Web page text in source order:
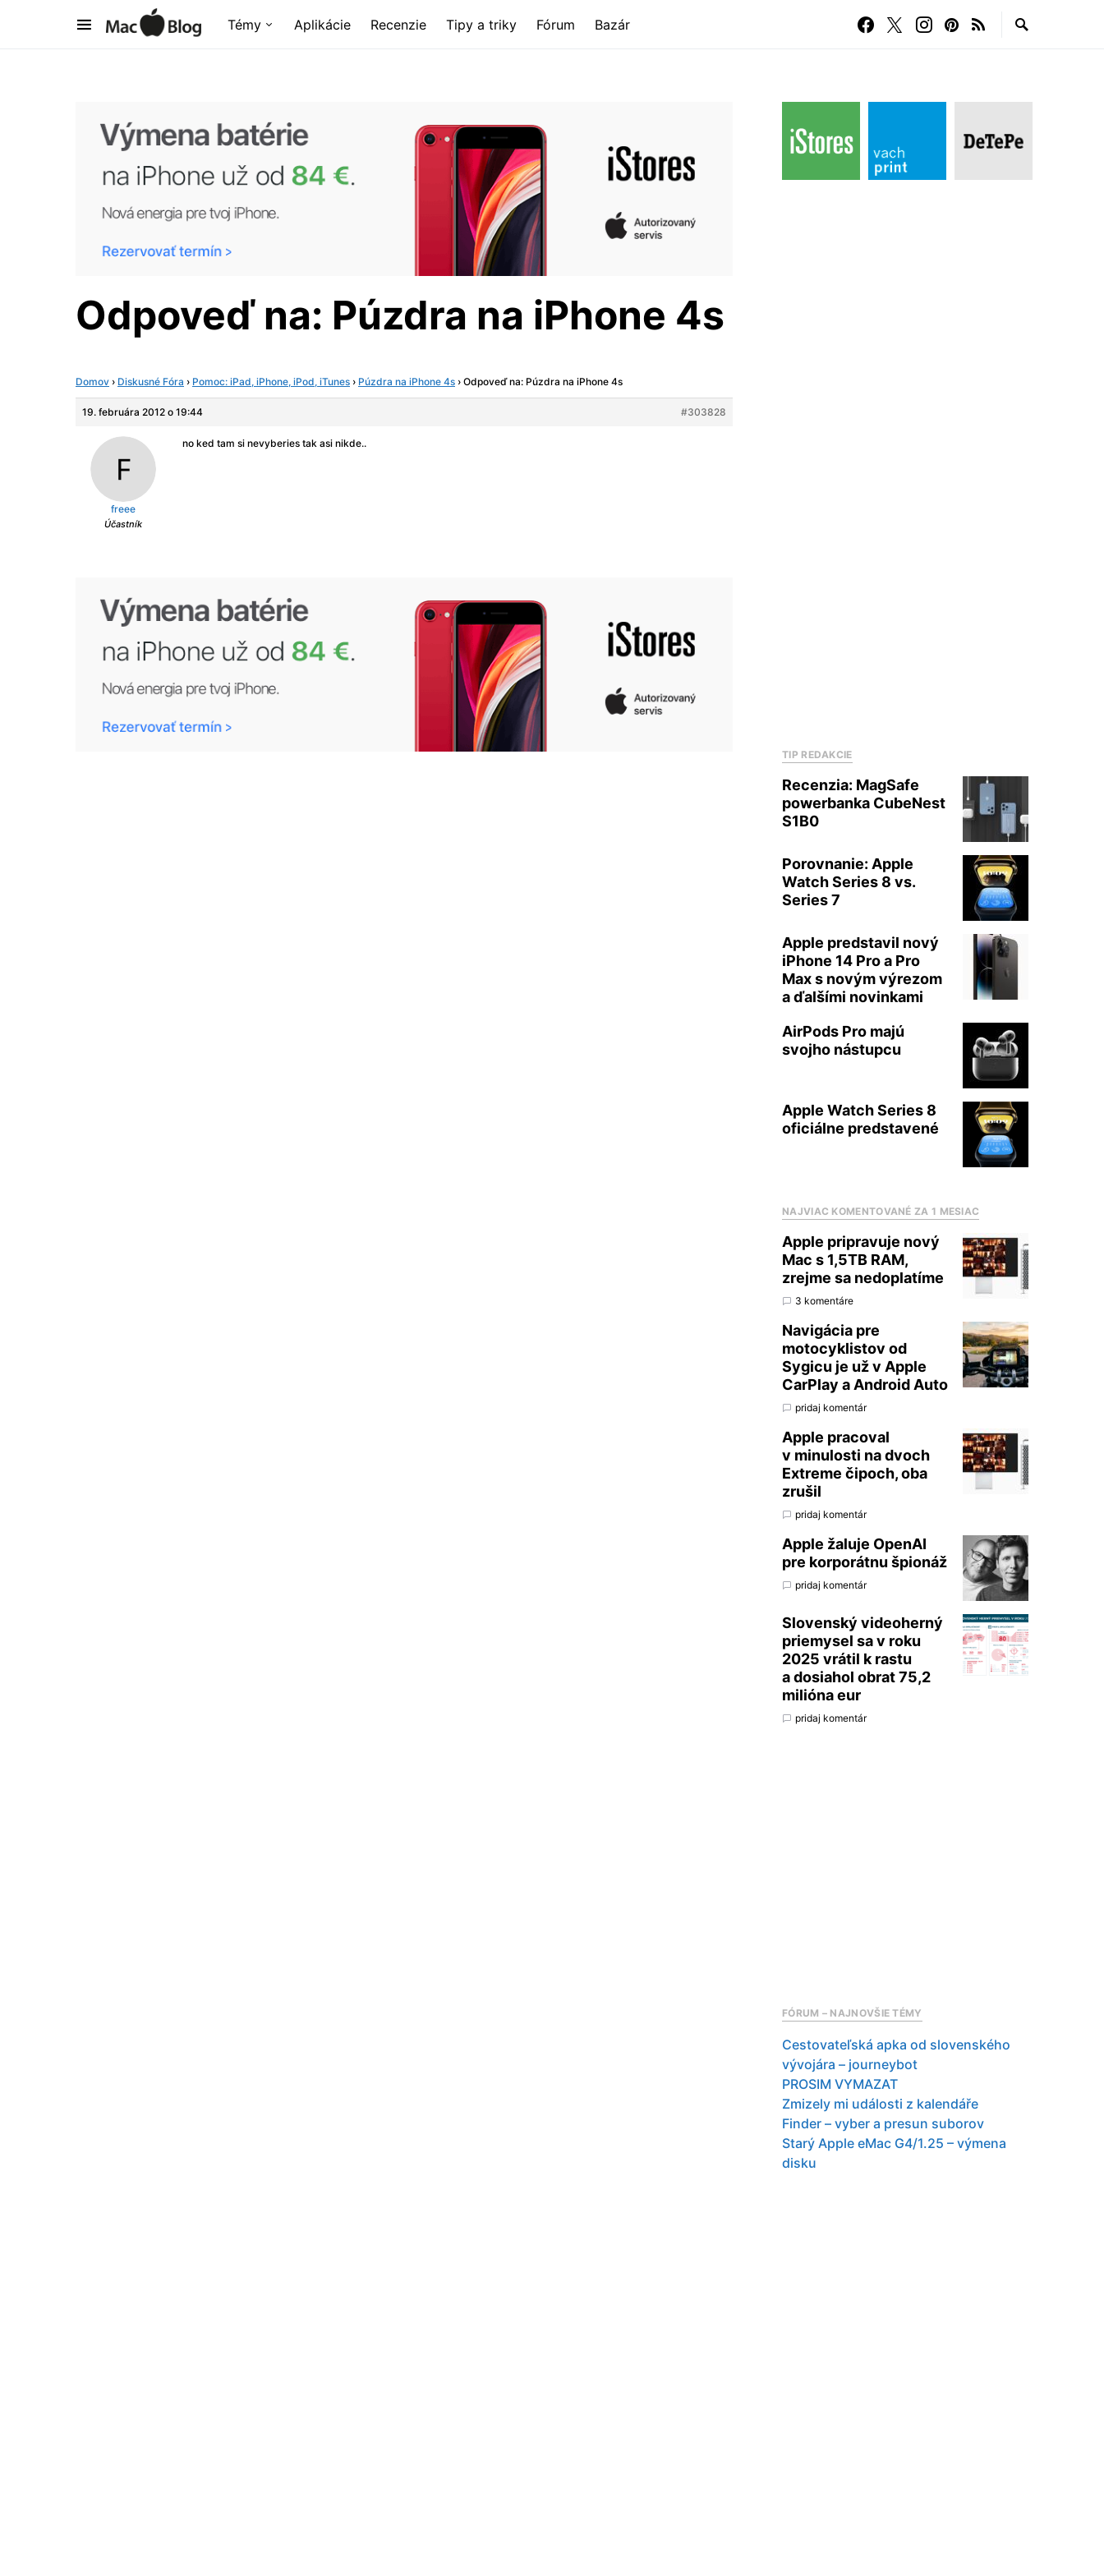
Témy Aplikácie Recenzie Tipy a triky Fórum Bazár
Odpoveď na: Púzdra na iPhone 4s
Domov › Diskusné Fóra › Pomoc: iPad, iPhone, iPod, iTunes › Púzdra na iPhone 4s › Odpoveď na: Púzdra na iPhone 4s
19. februára 2012 o 19:44 #303828
freee
Účastník
no ked tam si nevyberies tak asi nikde..
TIP REDAKCIE
Recenzia: MagSafe
powerbanka CubeNest
S1B0
Porovnanie: Apple
Watch Series 8 vs.
Series 7
Apple predstavil nový
iPhone 14 Pro a Pro
Max s novým výrezom
a ďalšími novinkami
AirPods Pro majú
svojho nástupcu
Apple Watch Series 8
oficiálne predstavené
NAJVIAC KOMENTOVANÉ ZA 1 MESIAC
Apple pripravuje nový
Mac s 1,5TB RAM,
zrejme sa nedoplatíme
3 komentáre
Navigácia pre
motocyklistov od
Sygicu je už v Apple
CarPlay a Android Auto
pridaj komentár
Apple pracoval
v minulosti na dvoch
Extreme čipoch, oba
zrušil
pridaj komentár
Apple žaluje OpenAI
pre korporátnu špionáž
pridaj komentár
Slovenský videoherný
priemysel sa v roku
2025 vrátil k rastu
a dosiahol obrat 75,2
milióna eur
pridaj komentár
FÓRUM – NAJNOVŠIE TÉMY
Cestovateľská apka od slovenského
vývojára – journeybot
PROSIM VYMAZAT
Zmizely mi události z kalendáře
Finder – vyber a presun suborov
Starý Apple eMac G4/1.25 – výmena
disku